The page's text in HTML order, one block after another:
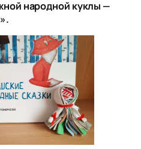
народной куклы —